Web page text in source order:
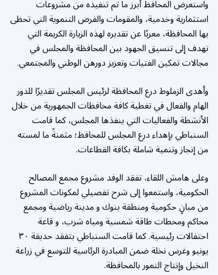
واستعرض المحافظ أبرز ما تم تنفيذه من مشروعات
استثمارية وخدمية، والمقومات والفرص التنموية التي تحظى
بها المحافظة، معربًا عن تقديره لهذه الزيارة الكريمة التي
تهدف إلى تنسيق الجهود بين المحافظة والمجلس في
مجالات تمكين الفتيات وتعزيز دورهن الوطني والمجتمعي.
وأهدى الزملوط درع المحافظة لرئيس المجلس تقديرًا للدور
الهام والفعال في تغطية كافة محافظات الجمهورية من خلال
الأنشطة والفعاليات التي ينفذها المجلس، كما قامت
السنباطي بإهداء درع المجلس للمحافظ؛ مثمنةً ما لمسته
من إنجاز وتنمية شاملة بكافة القطاعات.
وعلى هامش اللقاء، تفقد الوفد مشروع مجمع المصالح
الحكومية، واستمعوا إلى شرح تفصيلي لمكونات المشروع
من مبانٍ حكومية ومنطقة بنوك و مدينة رياضية ومجمع
محاكم ومحطات طاقة شمسية ومياه شرب، و قاعة
احتفالات رئيسية. كما قامت السنباطي بتفقد حديقة ٣٠
يونيو وغرس نخلة ضمن المبادرة الرئاسية للتوسع في زراعة
النخيل وإنتاج التمور بالمحافظة.